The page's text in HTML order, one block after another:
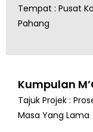
Tempat : Pusat
Pahang
Kumpulan
Tajuk Projek :
Masa Yang Lama